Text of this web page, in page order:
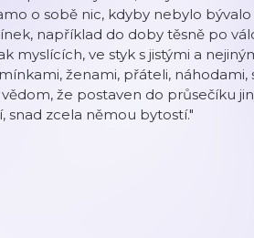
o sobě nic, kdyby nebylo
například do doby těsně po
myslících, ve styk s jistými a
ženami, přáteli, náhodami,
že postaven do průsečíku
snad zcela němou bytostí."